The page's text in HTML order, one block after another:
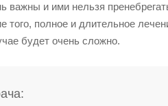
важны и ими нельзя
того, полное и длительное
будет очень сложно.